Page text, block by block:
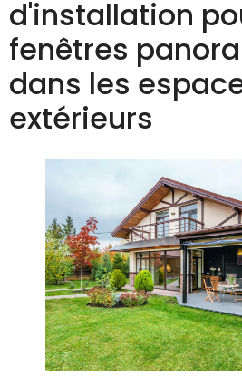
d'installation
fenêtres
dans les
extérieurs